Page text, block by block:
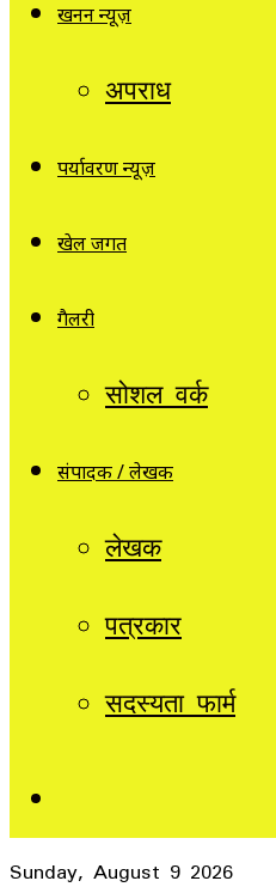
खनन न्यूज़
अपराध
पर्यावरण न्यूज़
खेल जगत
गैलरी
सोशल वर्क
संपादक / लेखक
लेखक
पत्रकार
सदस्यता फार्म
Sunday, August 9 2026